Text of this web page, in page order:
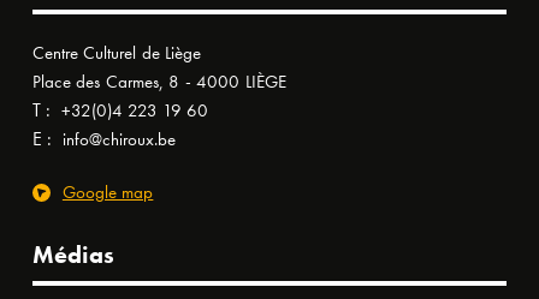
Centre Culturel de Liège
Place des Carmes, 8 - 4000 LIÈGE
T : +32(0)4 223 19 60
E : info@chiroux.be
Google map
Médias